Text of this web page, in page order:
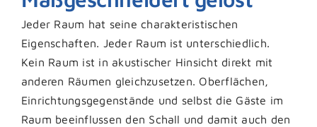
Jeder Raum hat seine charakteristischen
Eigenschaften. Jeder Raum ist unterschiedlich.
Kein Raum ist in akustischer Hinsicht direkt mit
anderen Räumen gleichzusetzen. Oberflächen,
Einrichtungsgegenstände und selbst die Gäste im
Raum beeinflussen den Schall und damit auch den